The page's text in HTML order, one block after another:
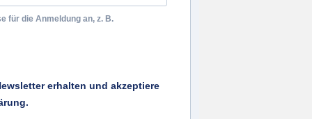
für die Anmeldung an, z. B.
erhalten und akzeptiere